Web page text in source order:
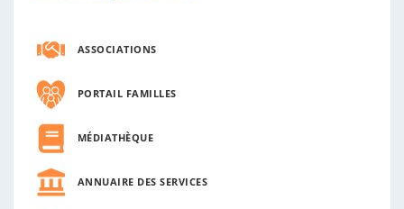
ASSOCIATIONS
PORTAIL FAMILLES
MÉDIATHÈQUE
ANNUAIRE DES SERVICES